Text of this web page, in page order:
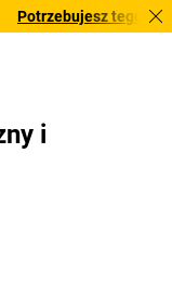
tego pilnie?
i